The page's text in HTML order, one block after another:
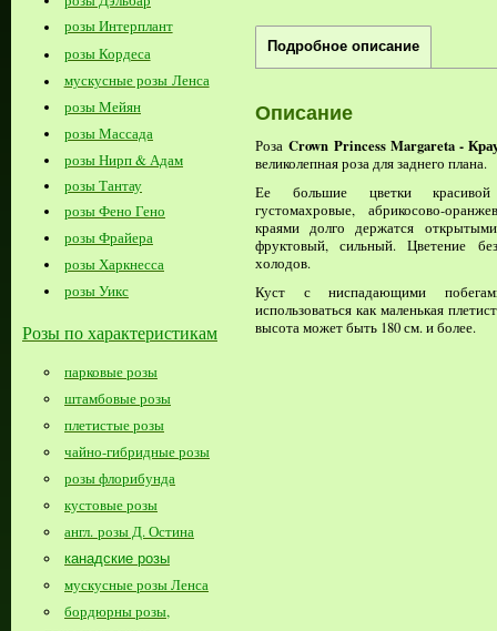
розы Интерплант
розы Кордеса
мускусные розы Ленса
розы Мейян
розы Массада
розы Нирп & Адам
розы Тантау
розы Фено Гено
розы Фрайера
розы Харкнесса
розы Уикс
Розы по характеристикам
парковые розы
штамбовые розы
плетистые розы
чайно-гибридные розы
розы флорибунда
кустовые розы
англ. розы Д. Остина
канадские розы
мускусные розы Ленса
бордюрны розы,
Подробное описание
Описание
РозаCrown Princess Margareta -
великолепная роза для заднего плана.
Ее большие цветки
густомахровые, абрикосово-
краями долго держатся
фруктовый, сильный. Цветение
холодов.
Куст с ниспадающими
использоваться как маленькая
высота может быть 180 см. и более.